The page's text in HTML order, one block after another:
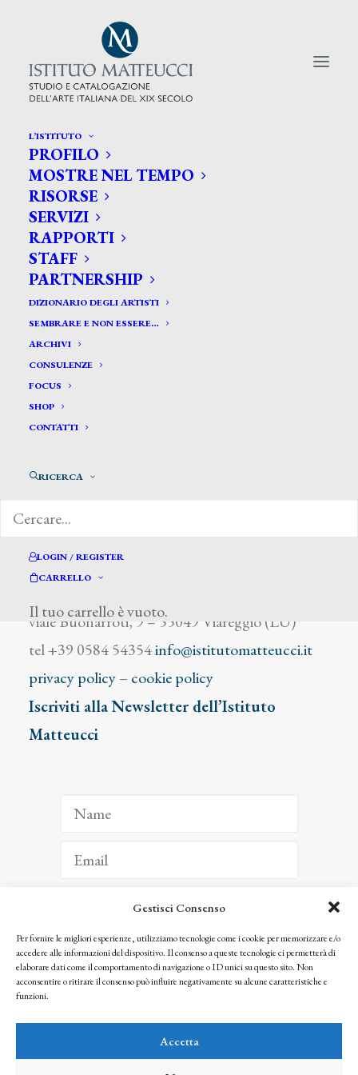
Gestisci Consenso
Per fornire le migliori esperienze, utilizziamo tecnologie come i cookie per memorizzare e/o
accedere alle informazioni del dispositivo. Il consenso a queste tecnologie ci permetterà di
elaborare dati come il comportamento di navigazione o ID unici su questo sito. Non
acconsentire o ritirare il consenso può influire negativamente su alcune caratteristiche e
funzioni.
Accetta
L’ISTITUTO
PROFILO
MOSTRE NEL TEMPO
RISORSE
SERVIZI
RAPPORTI
STAFF
PARTNERSHIP
DIZIONARIO DEGLI ARTISTI
SEMBRARE E NON ESSERE…
ARCHIVI
CONSULENZE
FOCUS
SHOP
CONTATTI
RICERCA
LOGIN / REGISTER
CARRELLO
Il tuo carrello è vuoto.
CERCA TRA GLI ARTISTI:
Search
for:
Van De Velde Louis
viale Buonarroti, 9 – 55049 Viareggio (LU)
tel +39 0584 54354info@istitutomatteucci.it
privacy policy– cookie policy
Iscriviti alla Newsletter dell’Istituto
Matteucci
ISCRIVITI
Facendo clic per iscriverti, riconosci che le tue informazioni saranno trattate
seguendo la nostra Privacy Policy
© 2025 Istituto Matteucci. All right reserved
l’autorizzazione scritta dei proprietari dei diritti e dell’Istituto Matteucci